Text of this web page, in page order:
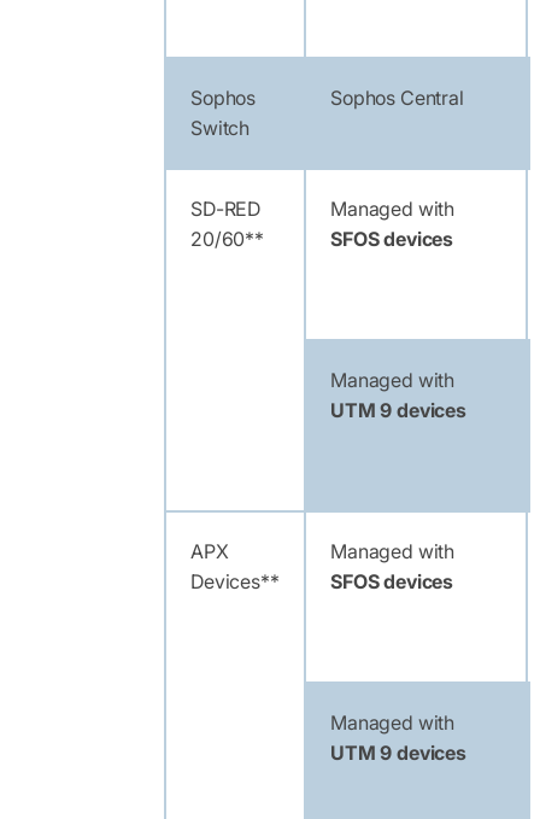
Sophos
Switch
Sophos Central
SD-RED
20/60**
Managed with
SFOS devices
Managed with
UTM 9 devices
APX
Devices**
Managed with
SFOS devices
Managed with
UTM 9 devices